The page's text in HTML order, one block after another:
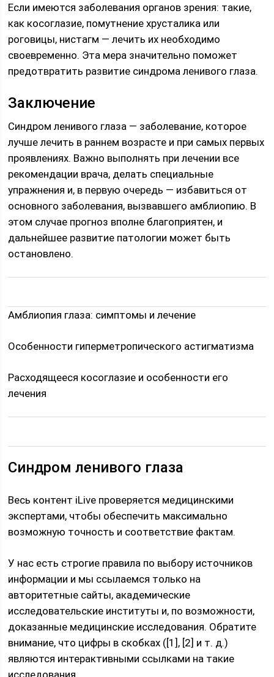
Если имеются заболевания органов зрения: такие,
как косоглазие, помутнение хрусталика или
роговицы, нистагм — лечить их необходимо
своевременно. Эта мера значительно поможет
предотвратить развитие синдрома ленивого глаза.
Заключение
Синдром ленивого глаза — заболевание, которое
лучше лечить в раннем возрасте и при самых первых
проявлениях. Важно выполнять при лечении все
рекомендации врача, делать специальные
упражнения и, в первую очередь — избавиться от
основного заболевания, вызвавшего амблиопию. В
этом случае прогноз вполне благоприятен, и
дальнейшее развитие патологии может быть
остановлено.
Амблиопия глаза: симптомы и лечение
Особенности гиперметропического астигматизма
Расходящееся косоглазие и особенности его
лечения
Синдром ленивого глаза
Весь контент iLive проверяется медицинскими
экспертами, чтобы обеспечить максимально
возможную точность и соответствие фактам.
У нас есть строгие правила по выбору источников
информации и мы ссылаемся только на
авторитетные сайты, академические
исследовательские институты и, по возможности,
доказанные медицинские исследования. Обратите
внимание, что цифры в скобках ([1], [2] и т. д.)
являются интерактивными ссылками на такие
исследования.